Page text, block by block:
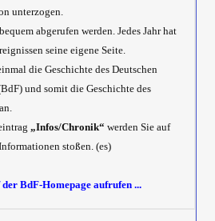
unterzogen.
abgerufen werden. Jedes Jahr hat
seine eigene Seite.
die Geschichte des Deutschen
und somit die Geschichte des
„Infos/Chronik“ werden Sie auf
stoßen. (es)
BdF-Homepage aufrufen ...